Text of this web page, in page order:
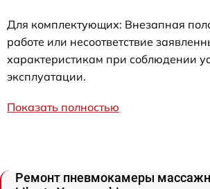
Для комплектующих: Внезапная
работе или несоответствие
характеристикам при соблюдении
эксплуатации.
Показать полностью
Ремонт пневмокамеры